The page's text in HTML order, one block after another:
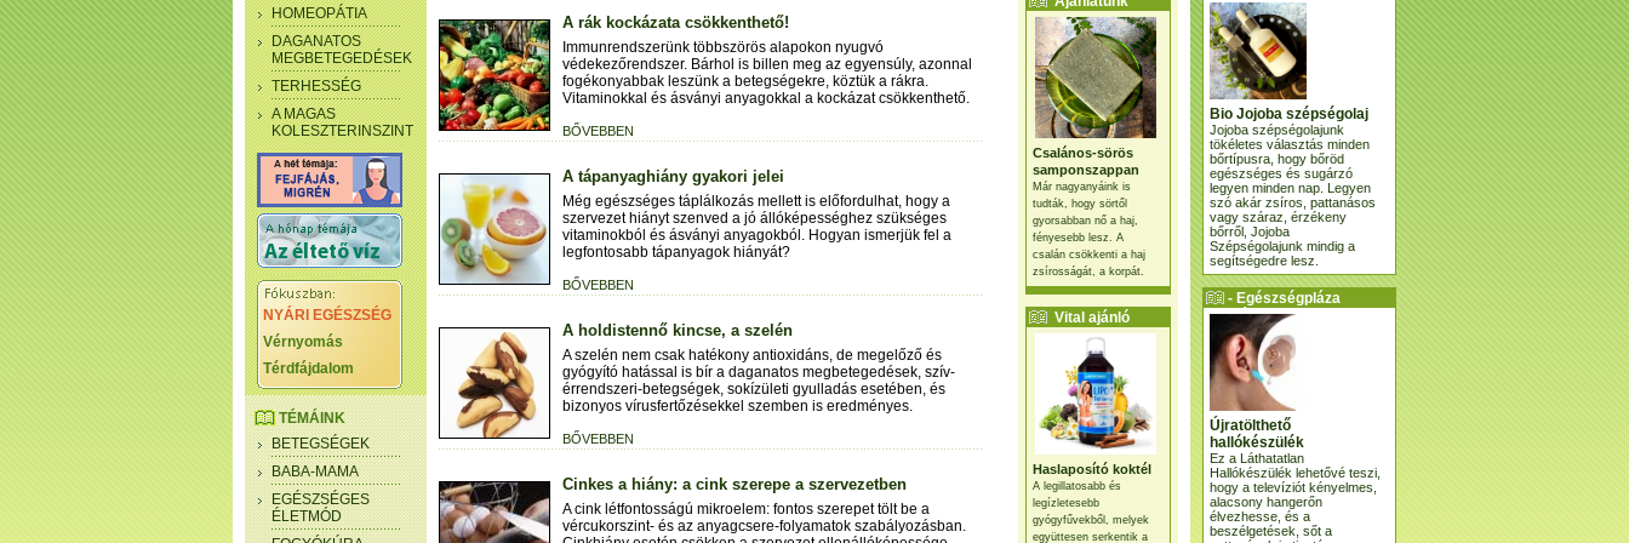
Csalános-sörös
samponszappan
Már nagyanyáink is
tudták, hogy sörtől
gyorsabban nő a haj,
fényesebb lesz. A
csalán csökkenti a haj
zsírosságát, a korpát.
Vital ajánló
Haslaposító koktél
A legillatosabb és
legízletesebb
gyógyfűvekből, melyek
együttesen serkentik a
HOMEOPÁTIA
DAGANATOS
MEGBETEGEDÉSEK
TERHESSÉG
A MAGAS
KOLESZTERINSZINT
NYÁRI EGÉSZSÉG
Vérnyomás
Térdfájdalom
TÉMÁINK
BETEGSÉGEK
BABA-MAMA
EGÉSZSÉGES
ÉLETMÓD
A rák kockázata csökkenthető!
Immunrendszerünk többszörös alapokon nyugvó
védekezőrendszer. Bárhol is billen meg az egyensúly, azonnal
fogékonyabbak leszünk a betegségekre, köztük a rákra.
Vitaminokkal és ásványi anyagokkal a kockázat csökkenthető.
BŐVEBBEN
A tápanyaghiány gyakori jelei
Még egészséges táplálkozás mellett is előfordulhat, hogy a
szervezet hiányt szenved a jó állóképességhez szükséges
vitaminokból és ásványi anyagokból. Hogyan ismerjük fel a
legfontosabb tápanyagok hiányát?
BŐVEBBEN
A holdistennő kincse, a szelén
A szelén nem csak hatékony antioxidáns, de megelőző és
gyógyító hatással is bír a daganatos megbetegedések, szív-
érrendszeri-betegségek, sokízületi gyulladás esetében, és
bizonyos vírusfertőzésekkel szemben is eredményes.
BŐVEBBEN
Cinkes a hiány: a cink szerepe a szervezetben
A cink létfontosságú mikroelem: fontos szerepet tölt be a
vércukorszint- és az anyagcsere-folyamatok szabályozásban.
Bio Jojoba szépségolaj
Jojoba szépségolajunk
tökéletes választás minden
bőrtípusra, hogy bőröd
egészséges és sugárzó
legyen minden nap. Legyen
szó akár zsíros, pattanásos
vagy száraz, érzékeny
bőrről, Jojoba
Szépségolajunk mindig a
segítségedre lesz.
- Egészségpláza
ajánlatunk -
Újratölthető
hallókészülék
Ez a Láthatatlan
Hallókészülék lehetővé teszi,
hogy a televíziót kényelmes,
alacsony hangerőn
élvezhesse, és a
beszélgetések, sőt a